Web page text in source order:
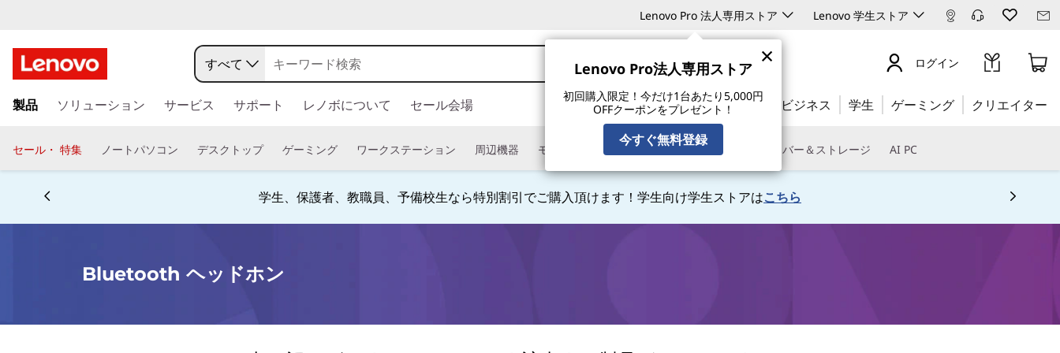
u
e
o
ヘ
Lenovo Pro 法人専用ストア
×
Lenovo Pro法人専用ストア
初回購入限定！今だけ1台あたり5,000円
OFFクーポンをプレゼント！
今すぐ無料登録
Lenovo 学生ストア
イ
コ
ン
す
すべて ログイン
製品 ソリューション サービス サポート レノボについて セール会場 公式ストア: ビジネス 学生 ゲーミング クリエイター
セール・ 特集 ノートパソコン デスクトップ ゲーミング ワークステーション 周辺機器 モニター タブレット ソフトウェア サーバー＆ストレージ AI PC
学生、保護者、教職員、予備校生なら特別割引でご購入頂けます！学生向け学生ストアはこちら
Bluetooth ヘッドホン